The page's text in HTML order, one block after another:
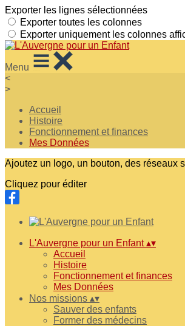
Exporter les lignes sélectionnées
Exporter toutes les colonnes
Exporter uniquement les colonnes
Menu
<
>
Accueil
Histoire
Fonctionnement et finances
Mes Données
Ajoutez un logo, un bouton, des réseaux
Cliquez pour éditer
L'Auvergne pour un Enfant▴▾
Accueil
Histoire
Fonctionnement et finances
Mes Données
Nos missions ▴▾
Sauver des enfants
Former des médecins